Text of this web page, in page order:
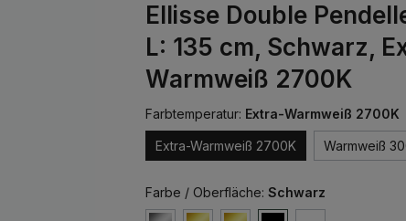
Ellisse Double
L: 135 cm, Schwarz,
Warmweiß 2700K
Farbtemperatur: Extra-Warmweiß 2700K
Extra-Warmweiß 2700K Warmweiß
Farbe / Oberfläche: Schwarz